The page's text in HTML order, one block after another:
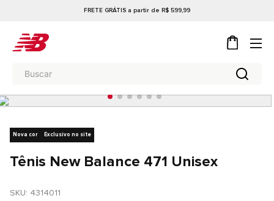
FRETE GRÁTIS a partir de R$ 599,99
Nova cor Exclusivo no site
Tênis New Balance 471 Unisex
SKU: 4314011